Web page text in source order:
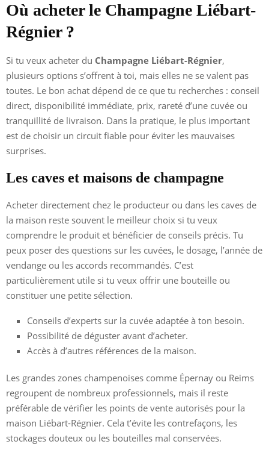
Où acheter le Champagne Liébart-
Régnier ?
Si tu veux acheter du Champagne Liébart-Régnier,
plusieurs options s’offrent à toi, mais elles ne se valent pas
toutes. Le bon achat dépend de ce que tu recherches : conseil
direct, disponibilité immédiate, prix, rareté d’une cuvée ou
tranquillité de livraison. Dans la pratique, le plus important
est de choisir un circuit fiable pour éviter les mauvaises
surprises.
Les caves et maisons de champagne
Acheter directement chez le producteur ou dans les caves de
la maison reste souvent le meilleur choix si tu veux
comprendre le produit et bénéficier de conseils précis. Tu
peux poser des questions sur les cuvées, le dosage, l’année de
vendange ou les accords recommandés. C’est
particulièrement utile si tu veux offrir une bouteille ou
constituer une petite sélection.
Conseils d’experts sur la cuvée adaptée à ton besoin.
Possibilité de déguster avant d’acheter.
Accès à d’autres références de la maison.
Les grandes zones champenoises comme Épernay ou Reims
regroupent de nombreux professionnels, mais il reste
préférable de vérifier les points de vente autorisés pour la
maison Liébart-Régnier. Cela t’évite les contrefaçons, les
stockages douteux ou les bouteilles mal conservées.